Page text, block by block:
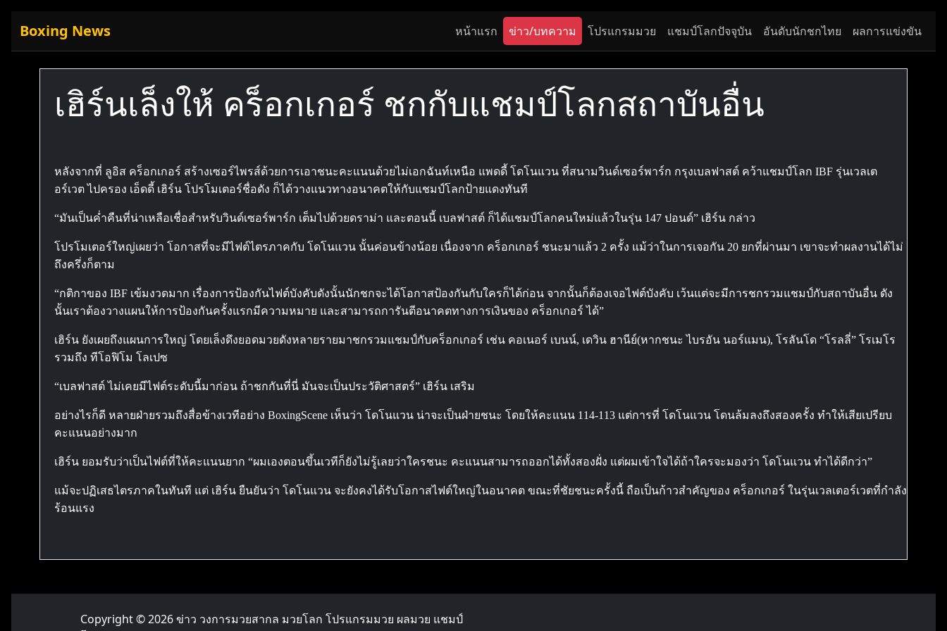
Boxing News หน้าแรก ข่าว/บทความ โปรแกรมมวย แชมป์โลกปัจจุบัน อันดับนักชกไทย ผลการแข่งขัน
เฮิร์นเล็งให้ คร็อกเกอร์ ชกกับแชมป์โลกสถาบันอื่น
หลังจากที่ ลูอิส คร็อกเกอร์ สร้างเซอร์ไพรส์ด้วยการเอาชนะคะแนนด้วยไม่เอกฉันท์เหนือ แพดดี้ โดโนแวน ที่สนามวินด์เซอร์พาร์ก กรุงเบลฟาสต์ คว้าแชมป์โลก IBF รุ่นเวลเต
อร์เวต ไปครอง เอ็ดดี้ เฮิร์น โปรโมเตอร์ชื่อดัง ก็ได้วางแนวทางอนาคตให้กับแชมป์โลกป้ายแดงทันที
“มันเป็นค่ำคืนที่น่าเหลือเชื่อสำหรับวินด์เซอร์พาร์ก เต็มไปด้วยดราม่า และตอนนี้ เบลฟาสต์ ก็ได้แชมป์โลกคนใหม่แล้วในรุ่น 147 ปอนด์” เฮิร์น กล่าว
โปรโมเตอร์ใหญ่เผยว่า โอกาสที่จะมีไฟต์ไตรภาคกับ โดโนแวน นั้นค่อนข้างน้อย เนื่องจาก คร็อกเกอร์ ชนะมาแล้ว 2 ครั้ง แม้ว่าในการเจอกัน 20 ยกที่ผ่านมา เขาจะทำผลงานได้ไม่
ถึงครึ่งก็ตาม
“กติกาของ IBF เข้มงวดมาก เรื่องการป้องกันไฟต์บังคับดังนั้นนักชกจะได้โอกาสป้องกันกับใครก็ได้ก่อน จากนั้นก็ต้องเจอไฟต์บังคับ เว้นแต่จะมีการชกรวมแชมป์กับสถาบันอื่น ดัง
นั้นเราต้องวางแผนให้การป้องกันครั้งแรกมีความหมาย และสามารถการันตีอนาคตทางการเงินของ คร็อกเกอร์ ได้”
เฮิร์น ยังเผยถึงแผนการใหญ่ โดยเล็งดึงยอดมวยดังหลายรายมาชกรวมแชมป์กับคร็อกเกอร์ เช่น คอเนอร์ เบนน์, เดวิน ฮานีย์(หากชนะ ไบรอัน นอร์แมน), โรลันโด “โรลลี่” โรเมโร
รวมถึง ทีโอฟิโม โลเปซ
“เบลฟาสต์ ไม่เคยมีไฟต์ระดับนี้มาก่อน ถ้าชกกันที่นี่ มันจะเป็นประวัติศาสตร์” เฮิร์น เสริม
อย่างไรก็ดี หลายฝ่ายรวมถึงสื่อข้างเวทีอย่าง BoxingScene เห็นว่า โดโนแวน น่าจะเป็นฝ่ายชนะ โดยให้คะแนน 114-113 แต่การที่ โดโนแวน โดนล้มลงถึงสองครั้ง ทำให้เสียเปรียบ
คะแนนอย่างมาก
เฮิร์น ยอมรับว่าเป็นไฟต์ที่ให้คะแนนยาก “ผมเองตอนขึ้นเวทีก็ยังไม่รู้เลยว่าใครชนะ คะแนนสามารถออกได้ทั้งสองฝั่ง แต่ผมเข้าใจได้ถ้าใครจะมองว่า โดโนแวน ทำได้ดีกว่า”
แม้จะปฏิเสธไตรภาคในทันที แต่ เฮิร์น ยืนยันว่า โดโนแวน จะยังคงได้รับโอกาสไฟต์ใหญ่ในอนาคต ขณะที่ชัยชนะครั้งนี้ ถือเป็นก้าวสำคัญของ คร็อกเกอร์ ในรุ่นเวลเตอร์เวตที่กำลัง
ร้อนแรง
Copyright © 2026ข่าว วงการมวยสากล มวยโลก โปรแกรมมวย ผลมวย แชมป์